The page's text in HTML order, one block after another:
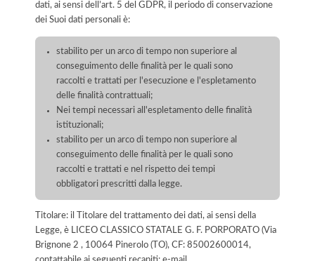
dati, ai sensi dell’art. 5 del GDPR, il periodo di conservazione
dei Suoi dati personali è:
stabilito per un arco di tempo non superiore al
conseguimento delle finalità per le quali sono
raccolti e trattati per l'esecuzione e l'espletamento
delle finalità contrattuali;
Nei tempi necessari all'espletamento delle finalità
istituzionali;
stabilito per un arco di tempo non superiore al
conseguimento delle finalità per le quali sono
raccolti e trattati e nel rispetto dei tempi
obbligatori prescritti dalla legge.
Titolare: il Titolare del trattamento dei dati, ai sensi della
Legge, è LICEO CLASSICO STATALE G. F. PORPORATO (Via
Brignone 2 , 10064 Pinerolo (TO), CF: 85002600014,